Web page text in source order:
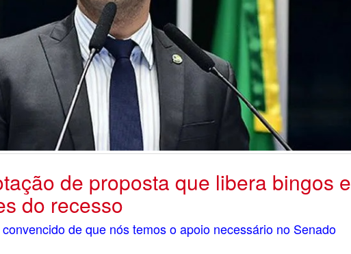
de proposta que libera bingos e
do recesso
de que nós temos o apoio necessário no Senado